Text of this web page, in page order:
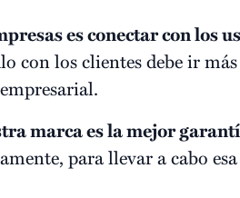
es conectar con los
con los clientes debe ir
marca es la mejor
para llevar a cabo